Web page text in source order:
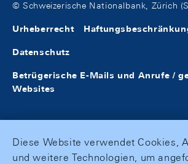
© Schweizerische Nationalbank, Zürich
Urheberrecht
Datenschutz
Betrügerische E-Mails und Anrufe /
Websites
Diese Website verwendet Cookies,
und weitere Technologien, um